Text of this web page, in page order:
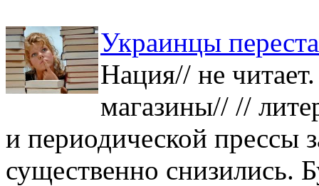
Украинцы
Нация// не
магазины// //
и периодической прессы
существенно снизились.